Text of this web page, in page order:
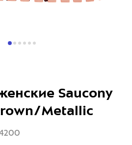
Saucony
Metallic